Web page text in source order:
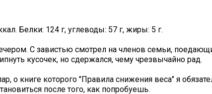
Белки: 124 г, углеводы: 57 г, жиры: 5 г.
С завистью смотрел на членов семьи,
кусочек, но сдержался, чему чрезвычайно рад.
о книге которого "Правила снижения веса" я
после того, как попробуешь.